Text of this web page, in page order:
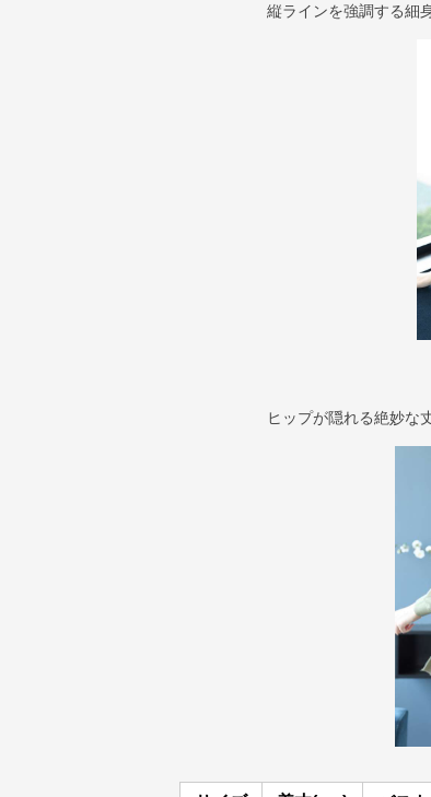
縦ラインを強調する細
ヒップが隠れる絶妙な